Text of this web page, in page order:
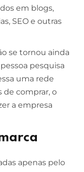
em blogs,
SEO e outras
se tornou ainda
pesquisa
uma rede
de comprar, o
a empresa
apenas pelo